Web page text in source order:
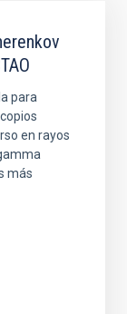
para
en rayos
más